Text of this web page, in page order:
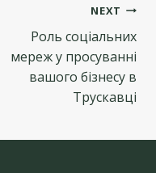
NEXT
Роль соціальних
мереж у просуванні
вашого бізнесу в
Трускавці